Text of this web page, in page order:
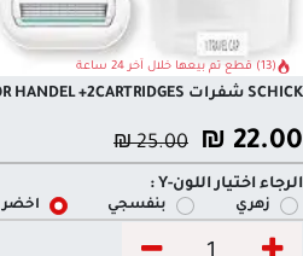
(13) قطع تم بيعها خلال آخر 24 ساعة
SCHICK شفرات SENSITIVE PAKE 1 RAZOR HANDEL +2CARTRIDGES
22.00
₪
25.00
₪
الرجاء اختيار اللون-Y :
زهري بنفسجي اخضر